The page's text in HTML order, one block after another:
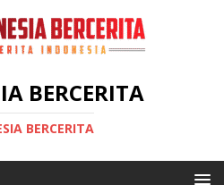
BERCERITA
BERCERITA